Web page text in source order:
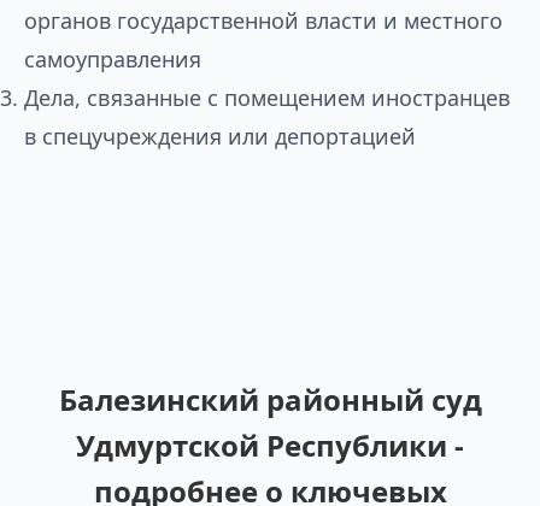
органов государственной власти и местного
самоуправления
Дела, связанные с помещением иностранцев
в спецучреждения или депортацией
Балезинский районный суд
Удмуртской Республики -
подробнее о ключевых